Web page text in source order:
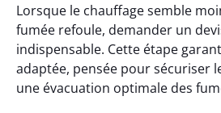
Lorsque le chauffage semble
fumée refoule, demander un
indispensable. Cette étape
adaptée, pensée pour sécuriser
une évacuation optimale des